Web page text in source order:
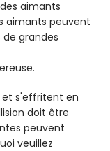
aimants
aimants peuvent
grandes
et s'effritent en
doit être
peuvent
veuillez